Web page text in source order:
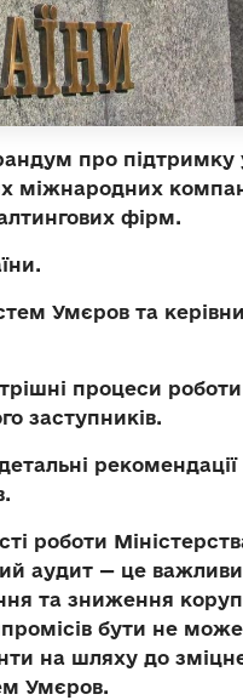
про підтримку
міжнародних
фірм.
Умєров та
процеси роботи
заступників.
роботи
аудит — це
та зниження
бути не
на шляху до
Умєров.